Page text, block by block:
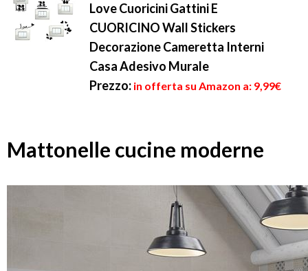
Love Cuoricini Gattini E
CUORICINO Wall Stickers
Decorazione Cameretta Interni
Casa Adesivo Murale
Prezzo: in offerta su Amazon a: 9,99€
Mattonelle cucine moderne